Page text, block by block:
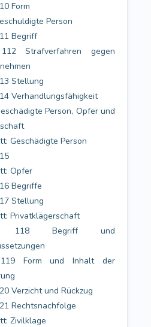
Form
Person
Begriff
Strafverfahren gegen
Stellung
Verhandlungsfähigkeit
Person, Opfer und
Geschädigte Person
Opfer
Begriffe
Stellung
Privatklägerschaft
118 Begriff und
Form und Inhalt der
Verzicht und Rückzug
Rechtsnachfolge
Zivilklage